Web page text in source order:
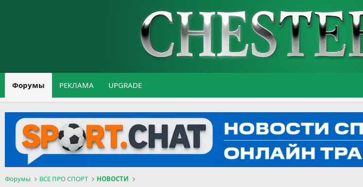
Форумы РЕКЛАМА UPGRADE
Форумы ВСЕ ПРО СПОРТ НОВОСТИ